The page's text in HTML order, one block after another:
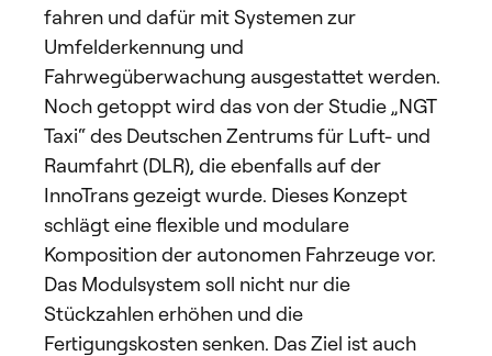
fahren und dafür mit Systemen zur
Umfelderkennung und
Fahrwegüberwachung ausgestattet werden.
Noch getoppt wird das von der Studie „NGT
Taxi“ des Deutschen Zentrums für Luft- und
Raumfahrt (DLR), die ebenfalls auf der
InnoTrans gezeigt wurde. Dieses Konzept
schlägt eine flexible und modulare
Komposition der autonomen Fahrzeuge vor.
Das Modulsystem soll nicht nur die
Stückzahlen erhöhen und die
Fertigungskosten senken. Das Ziel ist auch